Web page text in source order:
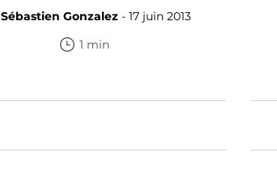
Sébastien Gonzalez- 17 juin 2013
1 min